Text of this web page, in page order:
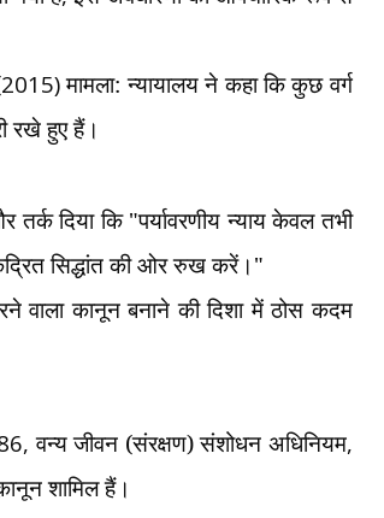
2015)मामला: न्यायालय ने कहा कि कुछ वर्ग
रखे हुए हैं।
तर्क दिया कि "पर्यावरणीय न्याय केवल तभी
सिद्धांत की ओर रुख करें।"
वाला कानून बनाने की दिशा में ठोस कदम
वन्य जीवन (संरक्षण) संशोधन अधिनियम,
शामिल हैं।